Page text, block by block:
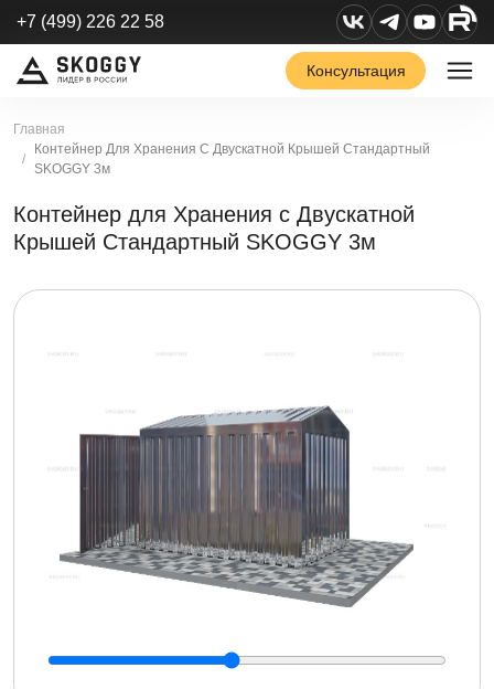
+7 (499) 226 22 58
Консультация
Главная
Контейнер Для Хранения С Двускатной Крышей Стандартный
SKOGGY 3м
Контейнер для Хранения с Двускатной
Крышей Стандартный SKOGGY 3м